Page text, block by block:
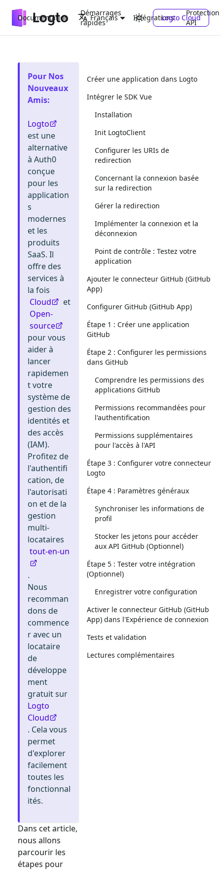
Documentation
Démarrages
rapides
Intégrations
Protection
API
Français Logto Cloud
Pour Nos
Nouveaux
Amis:
Logto
est une
alternative
à Auth0
conçue
pour les
application
s
modernes
et les
produits
SaaS. Il
offre des
services à
la fois
Cloud
et
Open-
source
pour vous
aider à
lancer
rapidemen
t votre
système de
gestion des
identités et
des accès
(IAM).
Profitez de
l'authentifi
cation, de
l'autorisati
on et de la
gestion
multi-
locataires
tout-en-un
.
Nous
recomman
dons de
commence
r avec un
locataire
de
développe
ment
gratuit sur
Logto
Cloud
. Cela vous
permet
d'explorer
facilement
toutes les
fonctionnal
ités.
Dans cet article,
nous allons
parcourir les
étapes pour
Créer une application dans Logto
Intégrer le SDK Vue
Installation
Init LogtoClient
Configurer les URIs de
redirection
Concernant la connexion basée
sur la redirection
Gérer la redirection
Implémenter la connexion et la
déconnexion
Point de contrôle : Testez votre
application
Ajouter le connecteur GitHub (GitHub
App)
Configurer GitHub (GitHub App)
Étape 1 : Créer une application
GitHub
Étape 2 : Configurer les permissions
dans GitHub
Comprendre les permissions des
applications GitHub
Permissions recommandées pour
l'authentification
Permissions supplémentaires
pour l'accès à l'API
Étape 3 : Configurer votre connecteur
Logto
Étape 4 : Paramètres généraux
Synchroniser les informations de
profil
Stocker les jetons pour accéder
aux API GitHub (Optionnel)
Étape 5 : Tester votre intégration
(Optionnel)
Enregistrer votre configuration
Activer le connecteur GitHub (GitHub
App) dans l'Expérience de connexion
Tests et validation
Lectures complémentaires